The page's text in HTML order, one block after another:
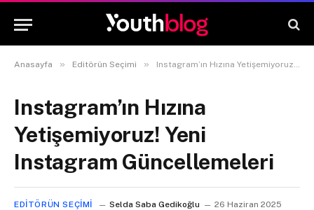
Anasayfa » Editörün Seçimi » Instagram’ın Hızına Yetişemiyoruz! Yeni Instagram Güncellemeleri
Instagram’ın Hızına
Yetişemiyoruz! Yeni
Instagram Güncellemeleri
EDITÖRÜN SEÇIMI Selda Saba Gedikoğlu
26 Haziran 2025